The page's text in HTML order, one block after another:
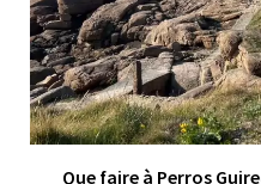
Que faire à Perros